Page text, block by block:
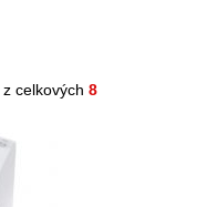
z celkových 8